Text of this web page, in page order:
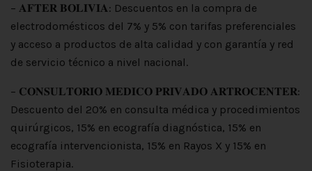
– 𝐀𝐅𝐓𝐄𝐑 𝐁𝐎𝐋𝐈𝐕𝐈𝐀: Descuentos en la compra de
electrodomésticos del 7% y 5% con tarifas preferenciales
y acceso a productos de alta calidad y con garantía y red
de servicio técnico a nivel nacional.
– 𝐂𝐎𝐍𝐒𝐔𝐋𝐓𝐎𝐑𝐈𝐎 𝐌𝐄𝐃𝐈𝐂𝐎 𝐏𝐑𝐈𝐕𝐀𝐃𝐎 𝐀𝐑𝐓𝐑𝐎𝐂𝐄𝐍𝐓𝐄𝐑:
Descuento del 20% en consulta médica y procedimientos
quirúrgicos, 15% en ecografía diagnóstica, 15% en
ecografía intervencionista, 15% en Rayos X y 15% en
Fisioterapia.